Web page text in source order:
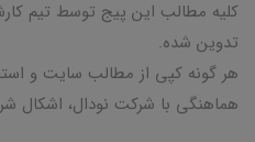
کلیه مطالب این پیج توسط تیم
تدوین شده.
هر گونه کپی از مطالب سایت و
هماهنگی با شرکت نودال، اشکال